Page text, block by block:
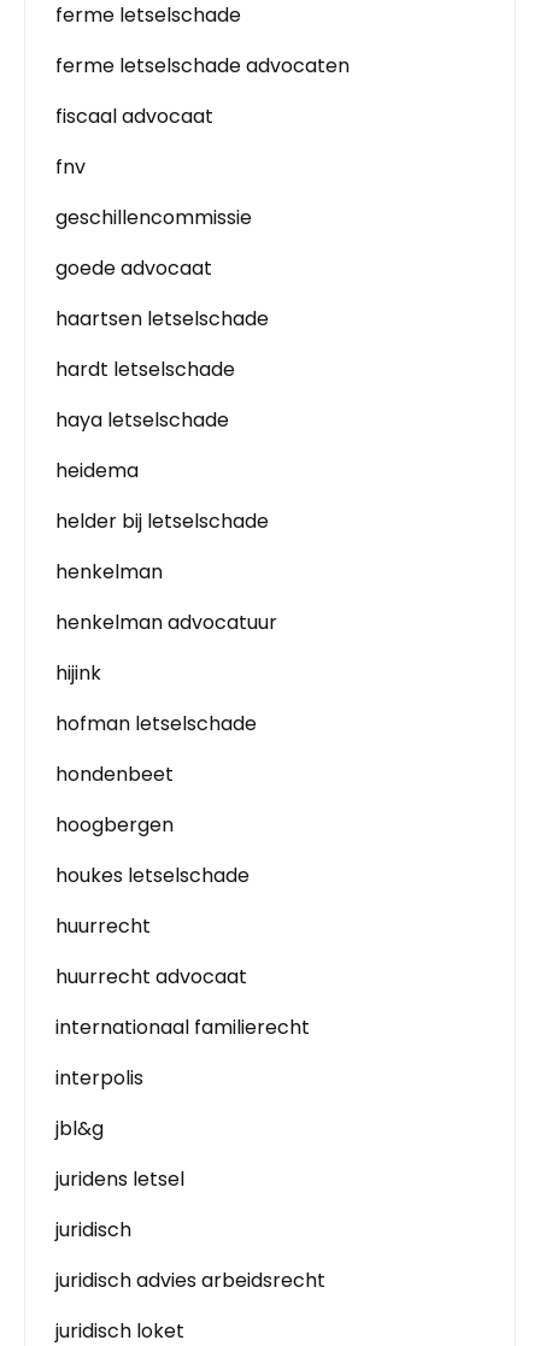
ferme letselschade
ferme letselschade advocaten
fiscaal advocaat
fnv
geschillencommissie
goede advocaat
haartsen letselschade
hardt letselschade
haya letselschade
heidema
helder bij letselschade
henkelman
henkelman advocatuur
hijink
hofman letselschade
hondenbeet
hoogbergen
houkes letselschade
huurrecht
huurrecht advocaat
internationaal familierecht
interpolis
jbl&g
juridens letsel
juridisch
juridisch advies arbeidsrecht
juridisch loket